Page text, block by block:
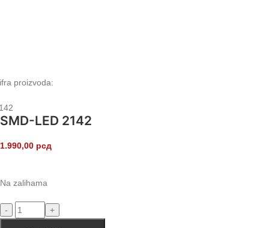
proizvoda:
SMD-LED 2142
1.990,00 рсд
Na zalihama